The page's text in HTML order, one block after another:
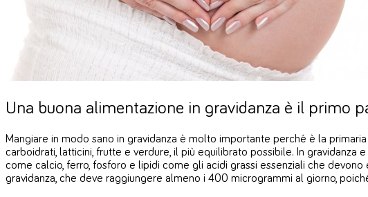
Una buona alimentazione in gravidanza è il primo
Mangiare in modo sano in gravidanza è molto importante perché è la
carboidrati, latticini, frutte e verdure, il più equilibrato possibile. In gravidanza
come calcio, ferro, fosforo e lipidi come gli acidi grassi essenziali che devono
gravidanza, che deve raggiungere almeno i 400 microgrammi al giorno,